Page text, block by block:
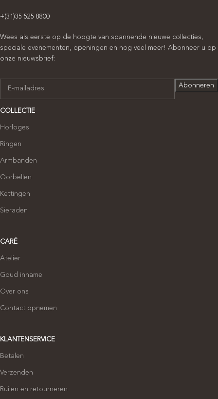
+(31)35 525 8800
Wees als eerste op de hoogte van spannende nieuwe collecties,
speciale evenementen, openingen en nog veel meer! Abonneer u op
onze nieuwsbrief:
COLLECTIE
Horloges
Ringen
Armbanden
Oorbellen
Kettingen
Sieraden
CARÉ
Atelier
Goud inname
Over ons
Contact opnemen
KLANTENSERVICE
Betalen
Verzenden
Ruilen en retourneren